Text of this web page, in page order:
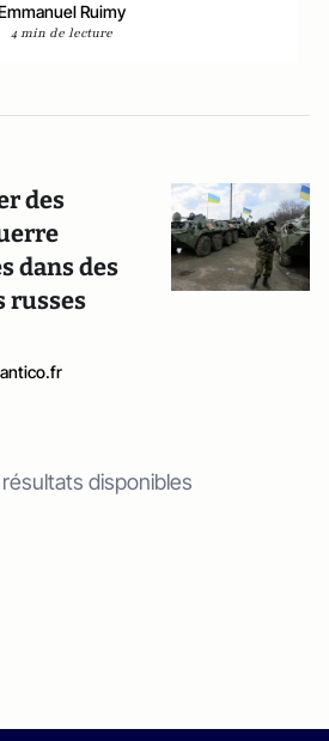
Ruimy
4 min de lecture
des
dans des
russes
disponibles